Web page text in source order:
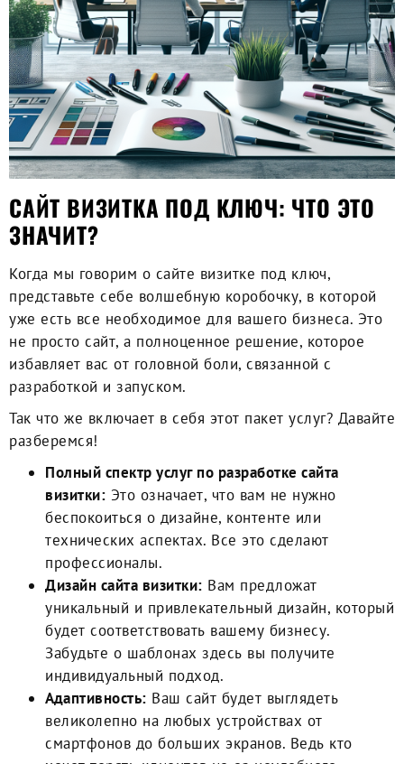
САЙТ ВИЗИТКА ПОД КЛЮЧ: ЧТО ЭТО
ЗНАЧИТ?
Когда мы говорим о сайте визитке под ключ,
представьте себе волшебную коробочку, в которой
уже есть все необходимое для вашего бизнеса. Это
не просто сайт, а полноценное решение, которое
избавляет вас от головной боли, связанной с
разработкой и запуском.
Так что же включает в себя этот пакет услуг? Давайте
разберемся!
Полный спектр услуг по разработке сайта
визитки: Это означает, что вам не нужно
беспокоиться о дизайне, контенте или
технических аспектах. Все это сделают
профессионалы.
Дизайн сайта визитки: Вам предложат
уникальный и привлекательный дизайн, который
будет соответствовать вашему бизнесу.
Забудьте о шаблонах здесь вы получите
индивидуальный подход.
Адаптивность: Ваш сайт будет выглядеть
великолепно на любых устройствах от
смартфонов до больших экранов. Ведь кто